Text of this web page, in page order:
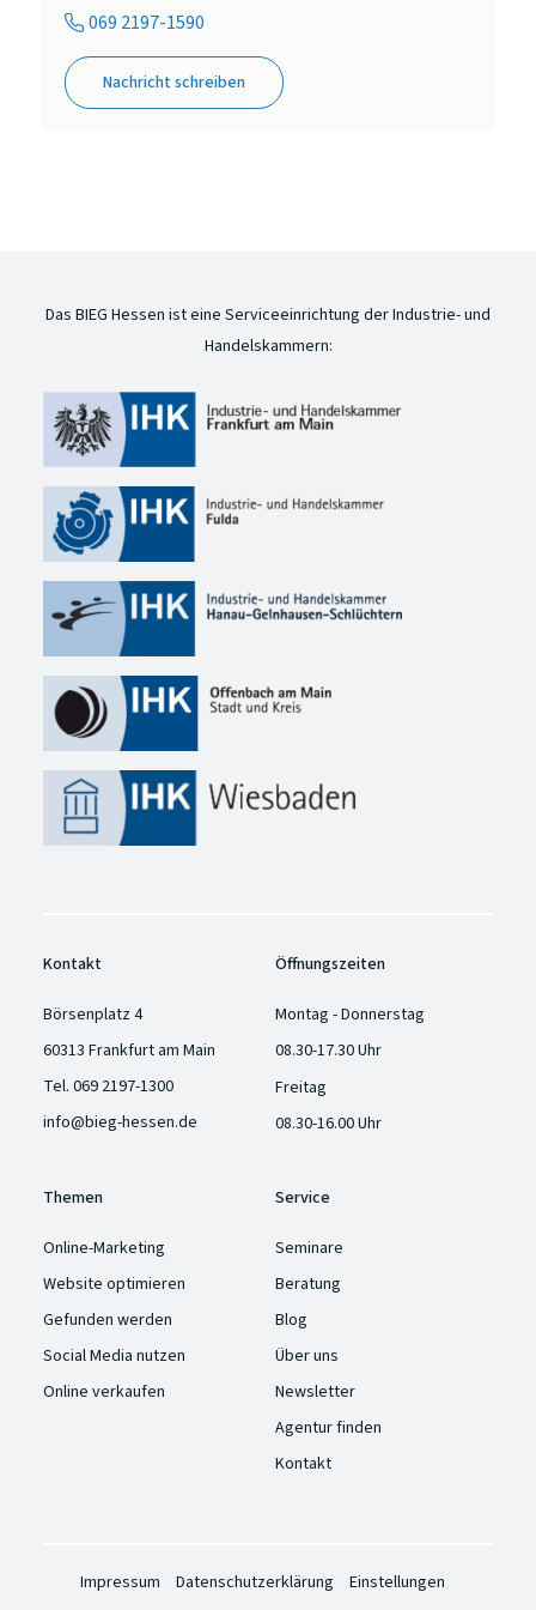
069 2197-1590
Nachricht schreiben
Das BIEG Hessen ist eine Serviceeinrichtung der Industrie- und
Handelskammern:
Kontakt
Börsenplatz 4
60313 Frankfurt am Main
Tel. 069 2197-1300
info@bieg-hessen.de
Öffnungszeiten
Montag - Donnerstag
08.30-17.30 Uhr
Freitag
08.30-16.00 Uhr
Themen
Online-Marketing
Website optimieren
Gefunden werden
Social Media nutzen
Online verkaufen
Service
Seminare
Beratung
Blog
Über uns
Newsletter
Agentur finden
Kontakt
Impressum Datenschutzerklärung Einstellungen